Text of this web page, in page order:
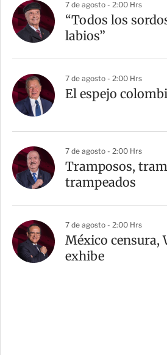
7 de agosto - 2:00 Hrs
“Todos los
labios”
7 de agosto - 2:00 Hrs
El espejo
7 de agosto - 2:00 Hrs
Tramposos,
trampeados
7 de agosto - 2:00 Hrs
México censura,
exhibe